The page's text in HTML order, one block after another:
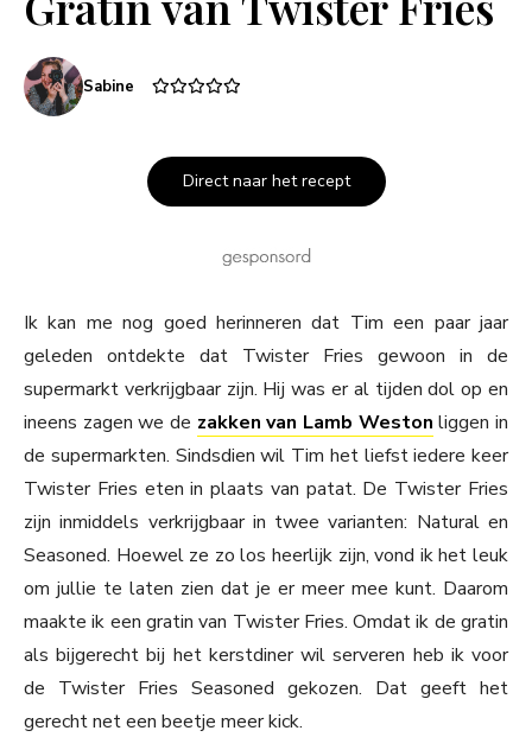
Sabine
Direct naar het recept
Ik kan me nog goed herinneren dat Tim een paar jaar
geleden ontdekte dat Twister Fries gewoon in de
supermarkt verkrijgbaar zijn. Hij was er al tijden dol op en
ineens zagen we de zakken van Lamb Weston liggen in
de supermarkten. Sindsdien wil Tim het liefst iedere keer
Twister Fries eten in plaats van patat. De Twister Fries
zijn inmiddels verkrijgbaar in twee varianten: Natural en
Seasoned. Hoewel ze zo los heerlijk zijn, vond ik het leuk
om jullie te laten zien dat je er meer mee kunt. Daarom
maakte ik een gratin van Twister Fries. Omdat ik de gratin
als bijgerecht bij het kerstdiner wil serveren heb ik voor
de Twister Fries Seasoned gekozen. Dat geeft het
gerecht net een beetje meer kick.